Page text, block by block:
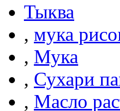
Тыква
, мука
, Мука
, Сухари
, Масло